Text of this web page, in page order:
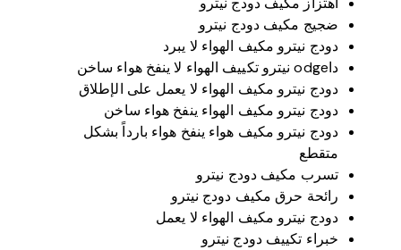
ضجيج مكيف دودج نيترو
دودج نيترو مكيف الهواء لا يبرد
داodge نیترو تكييف الهواء لا ينفخ هواء ساخن
دودج نيترو مكيف الهواء لا يعمل على الإطلاق
دودج نيترو مكيف الهواء ينفخ هواء ساخن
دودج نيترو مكيف هواء ينفخ هواء بارداً بشكل
متقطع
تسرب مكيف دودج نيترو
رائحة حرق مكيف دودج نيترو
دودج نيترو مكيف الهواء لا يعمل
خبراء تكييف دودج نيترو